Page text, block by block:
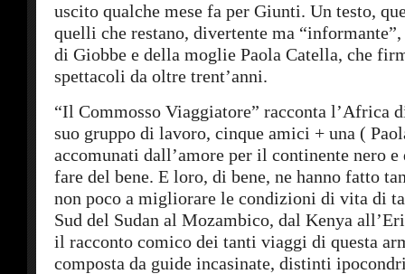
uscito qualche mese fa per Giunti. Un testo,
quelli che restano, divertente ma
di Giobbe e della moglie Paola Catella, che
spettacoli da oltre trent’anni.
“Il Commosso Viaggiatore” racconta l’Africa
suo gruppo di lavoro, cinque amici + una (
accomunati dall’amore per il continente nero
fare del bene. E loro, di bene, ne hanno fatto
non poco a migliorare le condizioni di vita di
Sud del Sudan al Mozambico, dal Kenya
il racconto comico dei tanti viaggi di questa
composta da guide incasinate, distinti